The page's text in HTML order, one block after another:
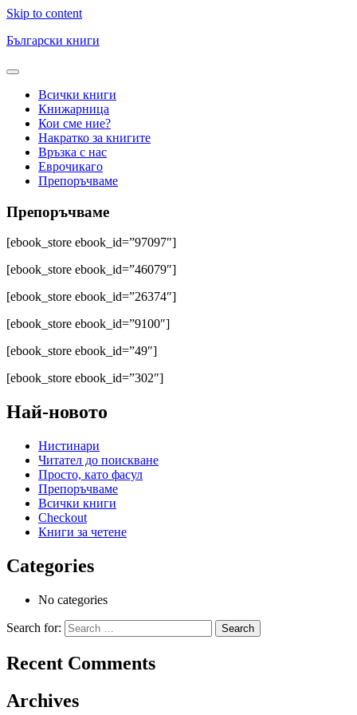
Skip to content
Български книги
Всички книги
Книжарница
Кои сме ние?
Накратко за книгите
Връзка с нас
Еврочикаго
Препоръчваме
Препоръчваме
[ebook_store ebook_id=”97097″]
[ebook_store ebook_id=”46079″]
[ebook_store ebook_id=”26374″]
[ebook_store ebook_id=”9100″]
[ebook_store ebook_id=”49″]
[ebook_store ebook_id=”302″]
Най-новото
Нистинари
Читател до поискване
Просто, като фасул
Препоръчваме
Всички книги
Checkout
Книги за четене
Categories
No categories
Search for:
Recent Comments
Archives